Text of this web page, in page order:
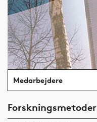
Medarbejdere
Forskningsmetoder